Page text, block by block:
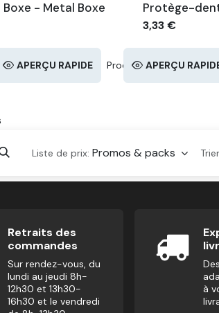
Boxe - Metal Boxe
Produits similaires
APERÇU RAPIDE
Protège-
3,33€
APERÇU
Liste de prix: Promos & packs
Retraits des
commandes
Sur rendez-vous, du
lundi au jeudi 8h-
12h30 et 13h30-
16h30 et le vendredi
à